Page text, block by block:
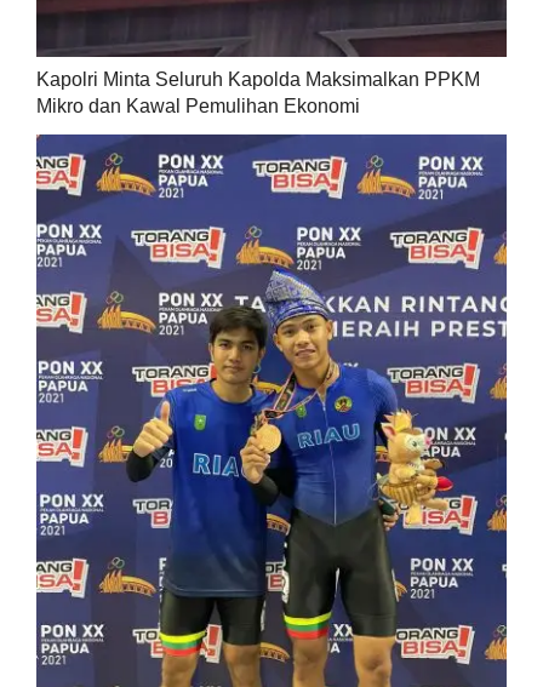
Kapolri Minta Seluruh Kapolda Maksimalkan PPKM
Mikro dan Kawal Pemulihan Ekonomi